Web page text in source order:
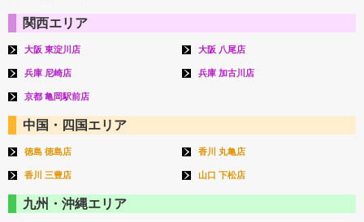
関西エリア
大阪 東淀川店 大阪 八尾店
兵庫 尼崎店 兵庫 加古川店
京都 亀岡駅前店
中国・四国エリア
徳島 徳島店 香川 丸亀店
香川 三豊店 山口 下松店
九州・沖縄エリア